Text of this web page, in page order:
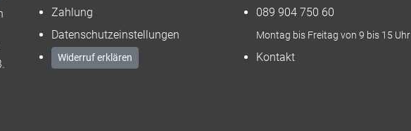
Zahlung
Datenschutzeinstellungen
Widerruf erklären
089 904 750 60
Montag bis Freitag von 9 bis 15 Uhr
Kontakt